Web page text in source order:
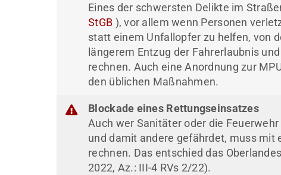
Eines der schwersten Delikte im
StGB ), vor allem wenn Personen
statt einem Unfallopfer zu helfen, von
längerem Entzug der Fahrerlaubnis
rechnen. Auch eine Anordnung zur
den üblichen Maßnahmen.
Blockade eines Rettungseinsatzes
Auch wer Sanitäter oder die
und damit andere gefährdet, muss mit
rechnen. Das entschied das
2022, Az.: III-4 RVs 2/22).